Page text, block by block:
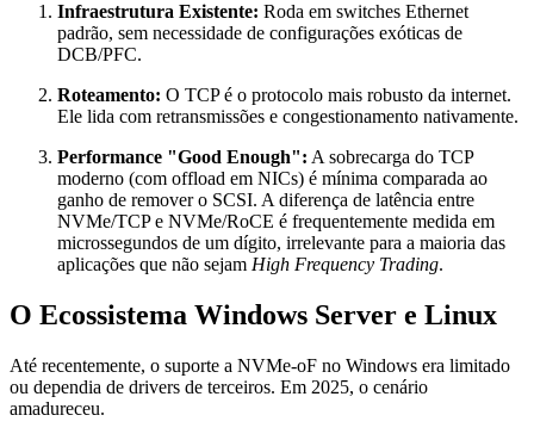
Infraestrutura Existente: Roda em switches Ethernet
padrão, sem necessidade de configurações exóticas de
DCB/PFC.
Roteamento: O TCP é o protocolo mais robusto da internet.
Ele lida com retransmissões e congestionamento nativamente.
Performance "Good Enough": A sobrecarga do TCP
moderno (com offload em NICs) é mínima comparada ao
ganho de remover o SCSI. A diferença de latência entre
NVMe/TCP e NVMe/RoCE é frequentemente medida em
microssegundos de um dígito, irrelevante para a maioria das
aplicações que não sejam High Frequency Trading.
O Ecossistema Windows Server e Linux
Até recentemente, o suporte a NVMe-oF no Windows era limitado
ou dependia de drivers de terceiros. Em 2025, o cenário
amadureceu.